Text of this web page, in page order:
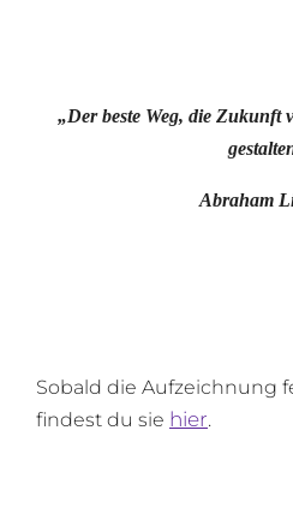
„Der beste Weg, die Zukunft
Abraham
Sobald die Aufzeichnung
findest du sie hier.